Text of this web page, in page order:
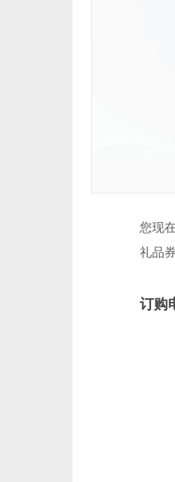
您现
礼品
订购